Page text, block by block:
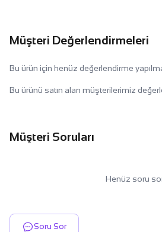
Müşteri Değerlendirmeleri
Bu ürün için henüz değerlendirme
Bu ürünü satın alan müşterilerimiz
Müşteri Soruları
Henüz soru
Soru Sor